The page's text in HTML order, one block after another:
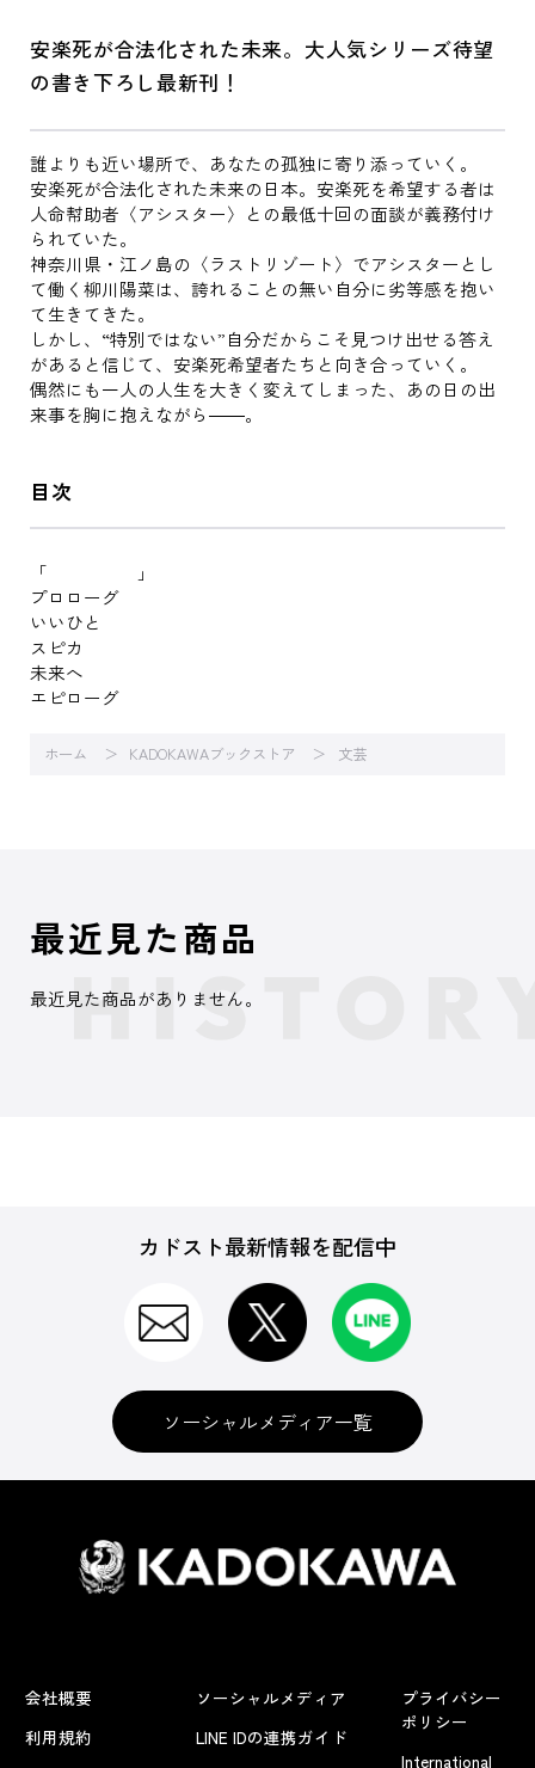
安楽死が合法化された未来。大人気シリーズ待望
の書き下ろし最新刊！
誰よりも近い場所で、あなたの孤独に寄り添っていく。
安楽死が合法化された未来の日本。安楽死を希望する者は
人命幇助者〈アシスター〉との最低十回の面談が義務付け
られていた。
神奈川県・江ノ島の〈ラストリゾート〉でアシスターとし
て働く柳川陽菜は、誇れることの無い自分に劣等感を抱い
て生きてきた。
しかし、“特別ではない”自分だからこそ見つけ出せる答え
があると信じて、安楽死希望者たちと向き合っていく。
偶然にも一人の人生を大きく変えてしまった、あの日の出
来事を胸に抱えながら――。
目次
「 」
プロローグ
いいひと
スピカ
未来へ
エピローグ
ホーム KADOKAWAブックストア 文芸
最近見た商品
最近見た商品がありません。
カドスト最新情報を配信中
ソーシャルメディア一覧
会社概要
利用規約
ソーシャルメディア
LINE IDの連携ガイド
プライバシー
ポリシー
International